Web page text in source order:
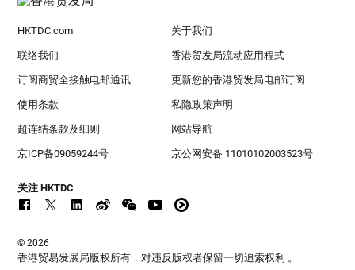
HKTDC.com 关于我们
联络我们 香港贸发局流动应用程式
订阅商贸全接触电邮通讯 更新您的香港贸发局电邮订阅
使用条款 私隐政策声明
超连结条款及细则 网站导航
京ICP备09059244号 京公网安备 11010102003523号
关注 HKTDC
© 2026
香港贸易发展局版权所有，对违反版权者保留一切追索权利 。